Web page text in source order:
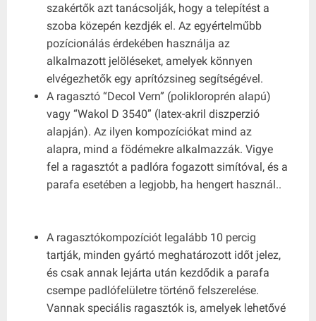
szakértők azt tanácsolják, hogy a telepítést a
szoba közepén kezdjék el. Az egyértelműbb
pozícionálás érdekében használja az
alkalmazott jelöléseket, amelyek könnyen
elvégezhetők egy aprítózsineg segítségével.
A ragasztó “Decol Vern” (polikloroprén alapú)
vagy “Wakol D 3540” (latex-akril diszperzió
alapján). Az ilyen kompozíciókat mind az
alapra, mind a födémekre alkalmazzák. Vigye
fel a ragasztót a padlóra fogazott simítóval, és a
parafa esetében a legjobb, ha hengert használ..
A ragasztókompozíciót legalább 10 percig
tartják, minden gyártó meghatározott időt jelez,
és csak annak lejárta után kezdődik a parafa
csempe padlófelületre történő felszerelése.
Vannak speciális ragasztók is, amelyek lehetővé